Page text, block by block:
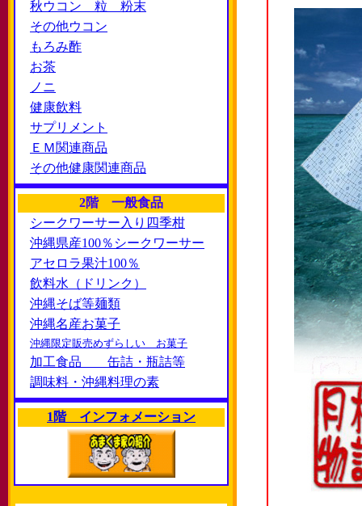
秋ウコン 粒 粉末
その他ウコン
もろみ酢
お茶
ノニ
健康飲料
サプリメント
ＥＭ関連商品
その他健康関連商品
2階 一般食品
シークワーサー入り四季柑
沖縄県産100％シークワーサー
アセロラ果汁100％
飲料水（ドリンク）
沖縄そば等麺類
沖縄名産お菓子
沖縄限定販売めずらしい お菓子
加工食品 缶詰・瓶詰等
調味料・沖縄料理の素
1階 インフォメーション